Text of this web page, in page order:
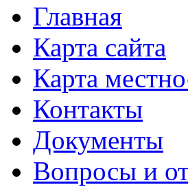
Главная
Карта сайта
Карта
Контакты
Документы
Вопросы и